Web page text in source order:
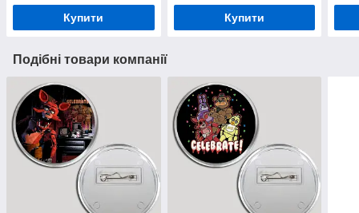
Купити Купити
Подібні товари компанії